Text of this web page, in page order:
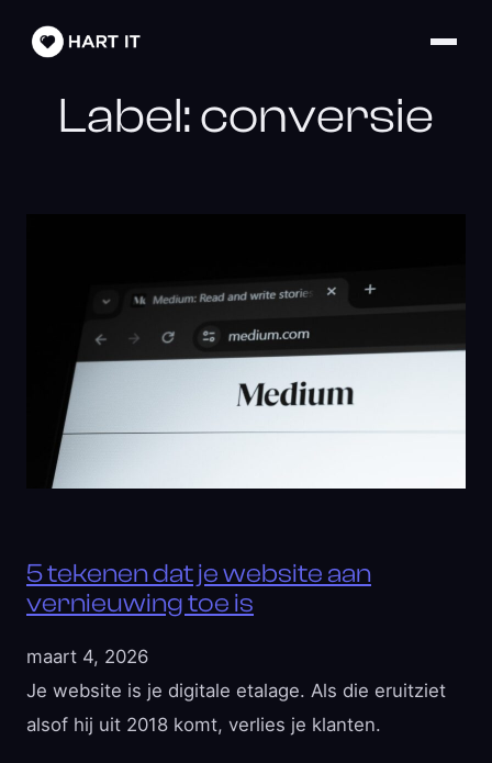
Label:conversie
5 tekenen dat je website aan
vernieuwing toe is
maart 4, 2026
Je website is je digitale etalage. Als die eruitziet
alsof hij uit 2018 komt, verlies je klanten.